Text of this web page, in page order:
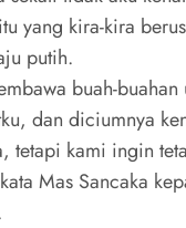
yang kira-kira
putih.
buah-
dan diciumnya
tetapi kami ingin
Mas Sancaka